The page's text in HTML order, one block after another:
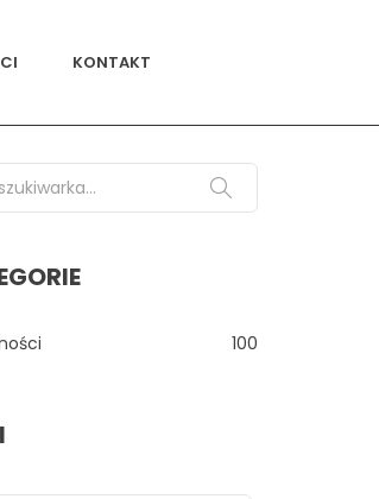
KONTAKT
for:
100